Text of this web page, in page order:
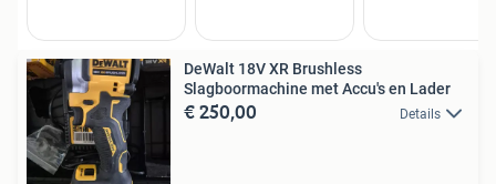
DeWalt 18V XR Brushless
Slagboormachine met Accu's en Lader
€ 250,00 Details